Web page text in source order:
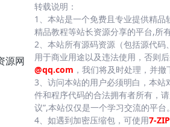
转载说明：
1、本站是一个免费且专业提供精品
精品教程等站长资源分享的平台,所
2、本站所有源码资源（包括源代
用于商业用途以及违法使用，否则
@qq.com ，我们将及时处理，并撤
3、访问本站的用户必须明白，本
件和程序代码的合法拥有者所有，
议”,本站仅仅是一个学习交流的平
4、如遇到加密压缩包，可使用7-ZIP